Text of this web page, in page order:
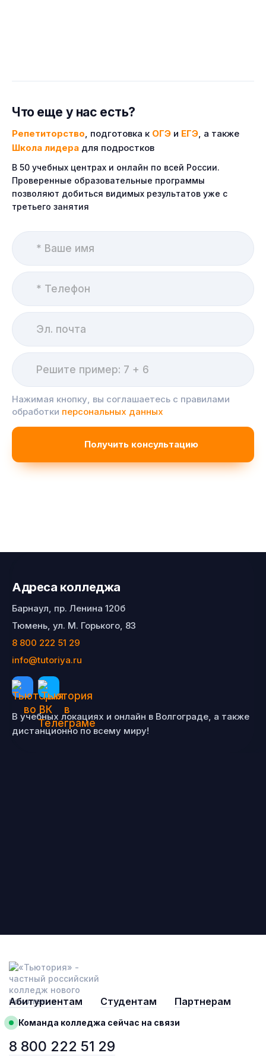
Адреса колледжа
Барнаул, пр. Ленина 120б
Тюмень, ул. М. Горького, 83
8 800 222 51 29
info@tutoriya.ru
В учебных локациях и онлайн в Волгограде, а также
дистанционно по всему миру!
Что еще у нас есть?
Репетиторство, подготовка к ОГЭ и ЕГЭ, а также
Школа лидера для подростков
В 50 учебных центрах и онлайн по всей России.
Проверенные образовательные программы
позволяют добиться видимых результатов уже с
третьего занятия
Нажимая кнопку, вы соглашаетесь с правилами
обработки персональных данных
Абитуриентам Студентам Партнерам
Команда колледжа сейчас на связи
8 800 222 51 29